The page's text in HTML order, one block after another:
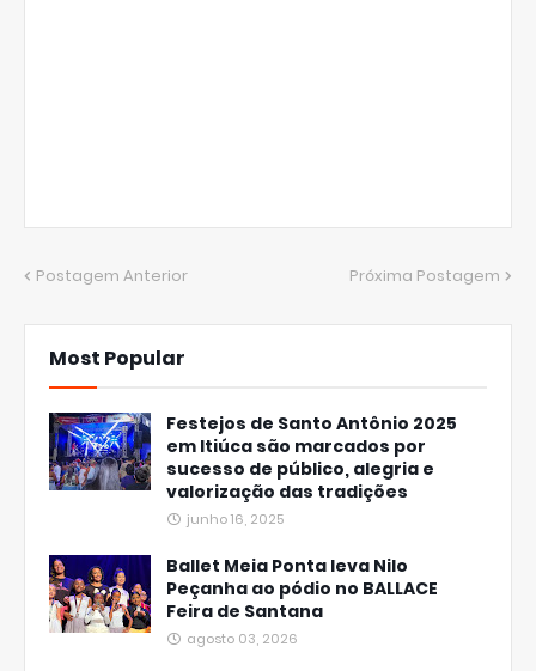
Postagem Anterior Próxima Postagem
Most Popular
Festejos de Santo Antônio 2025
em Itiúca são marcados por
sucesso de público, alegria e
valorização das tradições
junho 16, 2025
Ballet Meia Ponta leva Nilo
Peçanha ao pódio no BALLACE
Feira de Santana
agosto 03, 2026